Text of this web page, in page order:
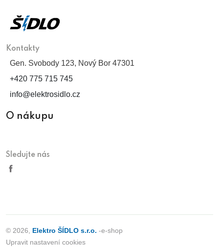
Kontakty
Gen. Svobody 123, Nový Bor 47301
+420 775 715 745
info@elektrosidlo.cz
O nákupu
Sledujte nás
© 2026, Elektro ŠÍDLO s.r.o. -e-shop
Upravit nastavení cookies